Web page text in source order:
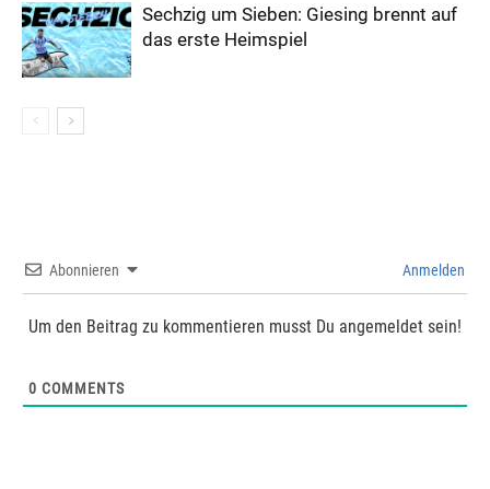
Sechzig um Sieben: Giesing brennt auf
das erste Heimspiel
Abonnieren Anmelden
Um den Beitrag zu kommentieren musst Du angemeldet sein!
0 COMMENTS